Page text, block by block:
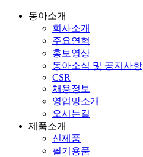
동아소개
회사소개
주요연혁
홍보영상
동아소식 및 공지사항
CSR
채용정보
영업망소개
오시는길
제품소개
신제품
필기용품